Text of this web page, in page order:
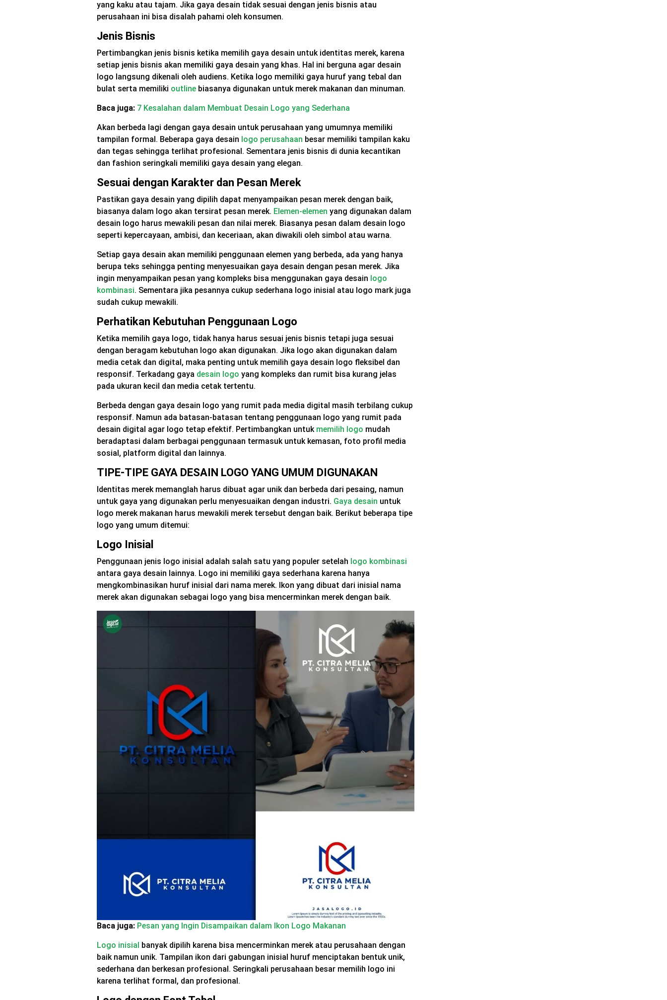
yang kaku atau tajam. Jika gaya desain tidak sesuai dengan jenis bisnis atau
perusahaan ini bisa disalah pahami oleh konsumen.
Jenis Bisnis
Pertimbangkan jenis bisnis ketika memilih gaya desain untuk identitas merek, karena
setiap jenis bisnis akan memiliki gaya desain yang khas. Hal ini berguna agar desain
logo langsung dikenali oleh audiens. Ketika logo memiliki gaya huruf yang tebal dan
bulat serta memiliki outline biasanya digunakan untuk merek makanan dan minuman.
Baca juga: 7 Kesalahan dalam Membuat Desain Logo yang Sederhana
Akan berbeda lagi dengan gaya desain untuk perusahaan yang umumnya memiliki
tampilan formal. Beberapa gaya desain logo perusahaan besar memiliki tampilan kaku
dan tegas sehingga terlihat profesional. Sementara jenis bisnis di dunia kecantikan
dan fashion seringkali memiliki gaya desain yang elegan.
Sesuai dengan Karakter dan Pesan Merek
Pastikan gaya desain yang dipilih dapat menyampaikan pesan merek dengan baik,
biasanya dalam logo akan tersirat pesan merek. Elemen-elemen yang digunakan dalam
desain logo harus mewakili pesan dan nilai merek. Biasanya pesan dalam desain logo
seperti kepercayaan, ambisi, dan keceriaan, akan diwakili oleh simbol atau warna.
Setiap gaya desain akan memiliki penggunaan elemen yang berbeda, ada yang hanya
berupa teks sehingga penting menyesuaikan gaya desain dengan pesan merek. Jika
ingin menyampaikan pesan yang kompleks bisa menggunakan gaya desain logo
kombinasi. Sementara jika pesannya cukup sederhana logo inisial atau logo mark juga
sudah cukup mewakili.
Perhatikan Kebutuhan Penggunaan Logo
Ketika memilih gaya logo, tidak hanya harus sesuai jenis bisnis tetapi juga sesuai
dengan beragam kebutuhan logo akan digunakan. Jika logo akan digunakan dalam
media cetak dan digital, maka penting untuk memilih gaya desain logo fleksibel dan
responsif. Terkadang gaya desain logo yang kompleks dan rumit bisa kurang jelas
pada ukuran kecil dan media cetak tertentu.
Berbeda dengan gaya desain logo yang rumit pada media digital masih terbilang cukup
responsif. Namun ada batasan-batasan tentang penggunaan logo yang rumit pada
desain digital agar logo tetap efektif. Pertimbangkan untuk memilih logo mudah
beradaptasi dalam berbagai penggunaan termasuk untuk kemasan, foto profil media
sosial, platform digital dan lainnya.
TIPE-TIPE GAYA DESAIN LOGO YANG UMUM DIGUNAKAN
Identitas merek memanglah harus dibuat agar unik dan berbeda dari pesaing, namun
untuk gaya yang digunakan perlu menyesuaikan dengan industri. Gaya desain untuk
logo merek makanan harus mewakili merek tersebut dengan baik. Berikut beberapa tipe
logo yang umum ditemui:
Logo Inisial
Penggunaan jenis logo inisial adalah salah satu yang populer setelah logo kombinasi
antara gaya desain lainnya. Logo ini memiliki gaya sederhana karena hanya
mengkombinasikan huruf inisial dari nama merek. Ikon yang dibuat dari inisial nama
merek akan digunakan sebagai logo yang bisa mencerminkan merek dengan baik.
Baca juga: Pesan yang Ingin Disampaikan dalam Ikon Logo Makanan
Logo inisial banyak dipilih karena bisa mencerminkan merek atau perusahaan dengan
baik namun unik. Tampilan ikon dari gabungan inisial huruf menciptakan bentuk unik,
sederhana dan berkesan profesional. Seringkali perusahaan besar memilih logo ini
karena terlihat formal, dan profesional.